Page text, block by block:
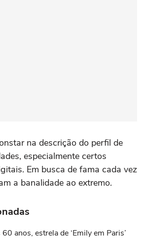
na descrição do perfil de
especialmente certos
Em busca de fama cada vez
a banalidade ao extremo.
anos, estrela de ‘Emily em Paris’